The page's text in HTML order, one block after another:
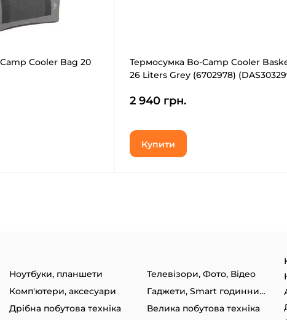
Cooler Bag 20
Термосумка Bo-Camp Cooler
26 Liters Grey (6702978)
2 940 грн.
Купити
Ноутбуки, планшети
Телевізори, Фото, Відео
Комп'ютери, аксесуари
Гаджети, Smart годинники
Дрібна побутова техніка Велика побутова техніка